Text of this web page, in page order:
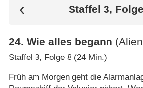
Staffel 3,
24. Wie alles begann
Staffel 3, Folge 8 (24 Min.)
Früh am Morgen geht die